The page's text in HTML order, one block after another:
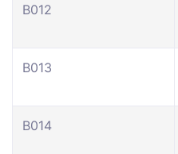
В012
В013
В014